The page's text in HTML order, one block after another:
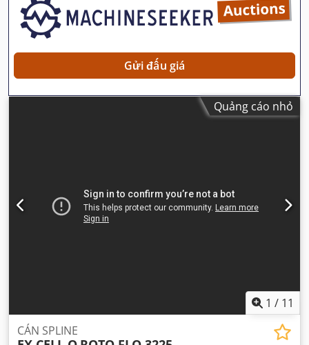
Gửi đấu giá
Quảng cáo nhỏ
1 / 11
CÁN SPLINE